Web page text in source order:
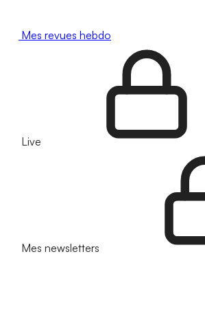
Mes revues hebdo
Live
Mes newsletters